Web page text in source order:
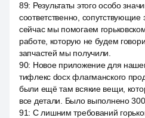
89: Результаты этого особо
соответственно, сопутствующие
сейчас мы помогаем
работе, которую не будем
запчастей мы получили.
90: Новое приложение для
тифлекс docx флагманского
были ещё там всякие вещи,
все детали. Было выполнено 300.
91: С лишним требований